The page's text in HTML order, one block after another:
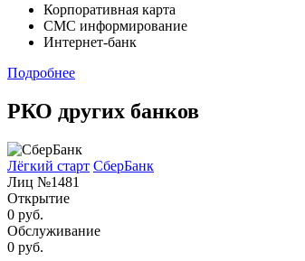
Корпоративная карта
СМС информирование
Интернет-банк
Подробнее
РКО других банков
Лёгкий старт СберБанк
Лиц №1481
Открытие
0 руб.
Обслуживание
0 руб.